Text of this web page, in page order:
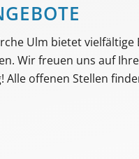
Ulm bietet viel­fältige
Wir freuen uns auf
Alle offenen Stellen